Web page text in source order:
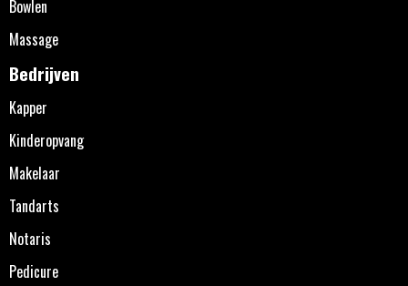
Bowlen
Massage
Bedrijven
Kapper
Kinderopvang
Makelaar
Tandarts
Notaris
Pedicure